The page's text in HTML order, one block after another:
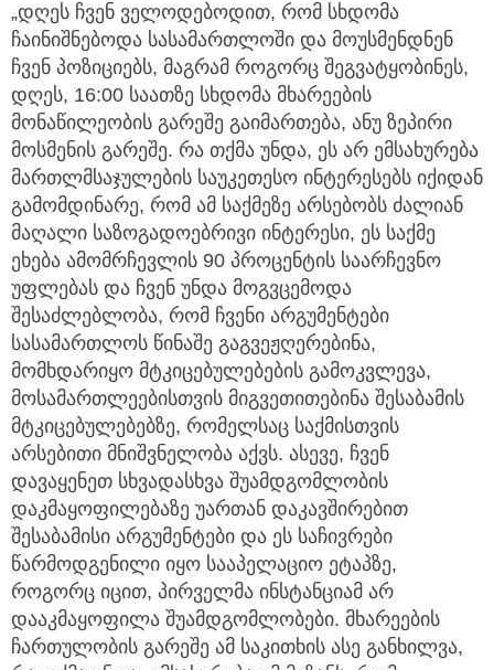
„დღეს ჩვენ ველოდებოდით, რომ სხდომა
ჩაინიშნებოდა სასამართლოში და მოუსმენდნენ
ჩვენ პოზიციებს, მაგრამ როგორც შეგვატყობინეს,
დღეს, 16:00 საათზე სხდომა მხარეების
მონაწილეობის გარეშე გაიმართება, ანუ ზეპირი
მოსმენის გარეშე. რა თქმა უნდა, ეს არ ემსახურება
მართლმსაჯულების საუკეთესო ინტერესებს იქიდან
გამომდინარე, რომ ამ საქმეზე არსებობს ძალიან
მაღალი საზოგადოებრივი ინტერესი, ეს საქმე
ეხება ამომრჩევლის 90 პროცენტის საარჩევნო
უფლებას და ჩვენ უნდა მოგვცემოდა
შესაძლებლობა, რომ ჩვენი არგუმენტები
სასამართლოს წინაშე გაგვეჟღერებინა,
მომხდარიყო მტკიცებულებების გამოკვლევა,
მოსამართლეებისთვის მიგვეთითებინა შესაბამის
მტკიცებულებებზე, რომელსაც საქმისთვის
არსებითი მნიშვნელობა აქვს. ასევე, ჩვენ
დავაყენეთ სხვადასხვა შუამდგომლობის
დაკმაყოფილებაზე უართან დაკავშირებით
შესაბამისი არგუმენტები და ეს საჩივრები
წარმოდგენილი იყო სააპელაციო ეტაპზე,
როგორც იცით, პირველმა ინსტანციამ არ
დააკმაყოფილა შუამდგომლობები. მხარეების
ჩართულობის გარეშე ამ საკითხის ასე განხილვა,